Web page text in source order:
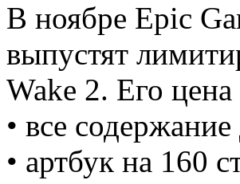
В ноябре Epic
выпустят
Wake 2. Его
• все
• артбук на 160